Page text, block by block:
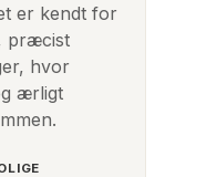
er kendt for
præcist
hvor
ærligt